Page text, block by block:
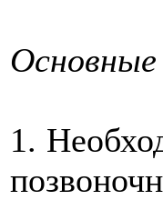
Основные
1.